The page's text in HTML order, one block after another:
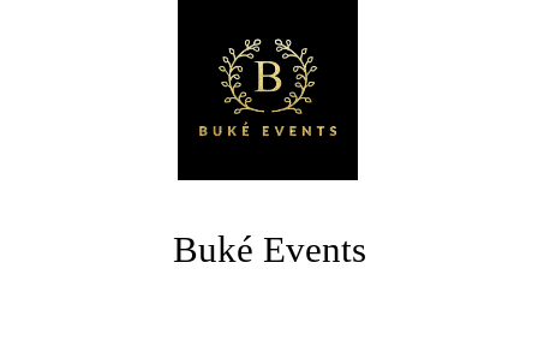
Buké Events